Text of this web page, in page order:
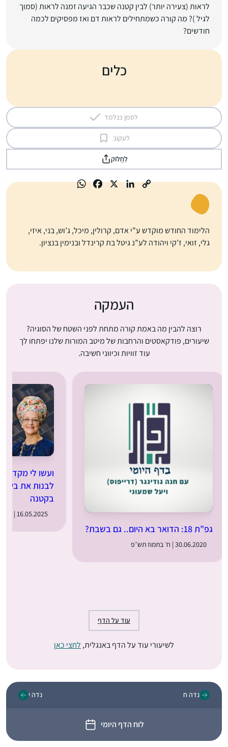
לראות (צעירה יותר) לבין קטנה שכבר הגיעה זמנה לראות (סמוך
לגיל )? מה קורה כשמתחילים לראות דם ואז מפסיקים לכמה
חודשים?
כלים
לסמן כנלמד
לעקוב
לַחֲלוֹק
הלימוד החודש מוקדש ע”י אדם, קרולין, מיכל, ג’וש, בני, איזי,
גלי, זואי, ז’קי ויהודה לע”נ גיטל בת קרינדל ובנימין בנציון.
העמקה
רוצה להבין מה באמת קורה מתחת לפני השטח של הסוגיה?
שיעורים, פודקאסטים והרחבות של מיטב המורות שלנו יפתחו לך
עוד זוויות וכיווני חשיבה.
גפ”ת 18: הדואר בא היום.. גם בשבת?
30.06.2020 | ח׳ בתמוז תש״פ
ועשו לי מקדש:
לבנות את בית
בקטנה
16.05.2025 | י״ח באייר תשפ״ה
עוד על הדף
לשיעורי עוד על הדף באנגלית, לחצי כאן
נדה ח
לוח הדף היומי
נדה י